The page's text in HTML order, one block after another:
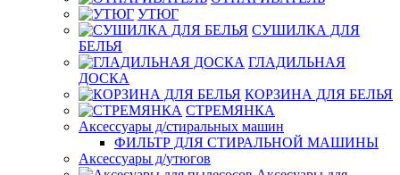
УТЮГ
СУШИЛКА ДЛЯ
БЕЛЬЯ
ГЛАДИЛЬНАЯ
ДОСКА
КОРЗИНА ДЛЯ БЕЛЬЯ
СТРЕМЯНКА
Аксессуары д/стиральных машин
ФИЛЬТР ДЛЯ СТИРАЛЬНОЙ МАШИНЫ
Аксессуары д/утюгов